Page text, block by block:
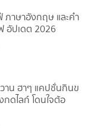
ภาษาอังกฤษ และคำ
อัปเดต 2026
าน ฮาๆ แคปชั่นกินข
ดไลก์ โดนใจต้อ